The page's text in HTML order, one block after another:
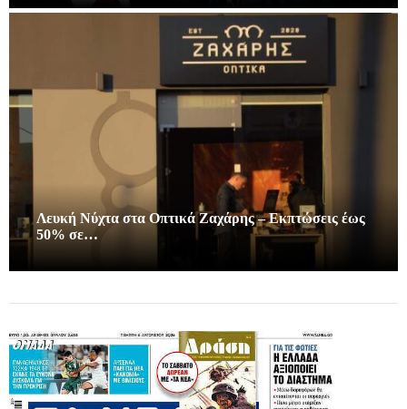
Λευκή Νύχτα στα Οπτικά Ζαχάρης – Εκπτώσεις έως
50% σε…